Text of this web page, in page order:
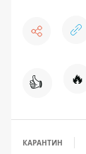
👍 🔥
КАРАНТИН